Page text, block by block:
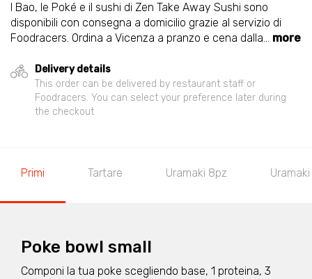
I Bao, le Poké e il sushi di Zen Take Away Sushi sono
disponibili con consegna a domicilio grazie al servizio di
Foodracers. Ordina a Vicenza a pranzo e cena dalla... more
Delivery details
This order can be delivered by restaurant staff or
Foodracers. You can select your preference later during
the checkout
Primi Tartare Uramaki 8pz
Poke bowl small
Componi la tua poke scegliendo base, 1 proteina, 3